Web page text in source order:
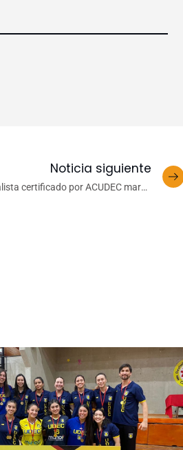
Noticia siguiente
certificado por ACUDEC marca